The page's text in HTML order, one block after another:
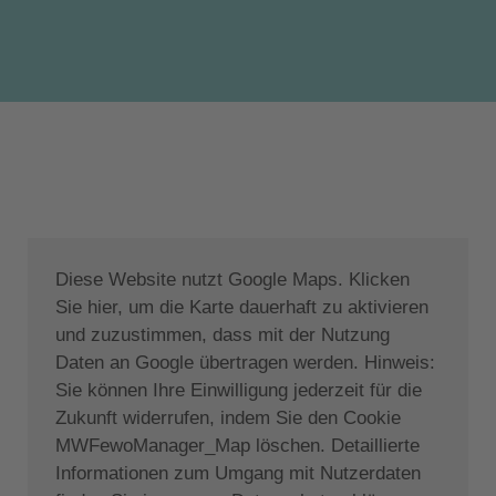
verfügt über ein Einzelbett mit hochwertiger
Matratze, einen Schrank und einen Spiegel, einen
Schreibtisch, eine Schiebetür zur Gartenterrasse,
eine geräuscharme Klimaanlage und einen
Flachbildfernseher. Schlafzimmer 3 verfügt ebenso
über ein Einzelbett mit hochwertiger Matratze, einen
Schrank, eine geräuscharme Klimaanlage und einen
Flachbildfernseher. Das dazugehörige Badezimmer
Diese Website nutzt Google Maps. Klicken
Sie hier, um die Karte dauerhaft zu aktivieren
und zuzustimmen, dass mit der Nutzung
Daten an Google übertragen werden. Hinweis:
Sie können Ihre Einwilligung jederzeit für die
Zukunft widerrufen, indem Sie den Cookie
MWFewoManager_Map löschen. Detaillierte
Informationen zum Umgang mit Nutzerdaten